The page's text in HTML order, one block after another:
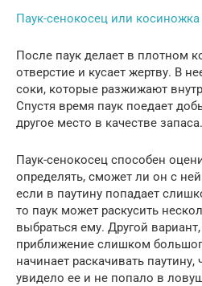
Паук-сенокосец или косиножка
После паук делает в плотном
отверстие и кусает жертву. В
соки, которые разжижают
Спустя время паук поедает
другое место в качестве запаса.
Паук-сенокосец способен
определять, сможет ли он с
если в паутину попадает
то паук может раскусить
выбраться ему. Другой
приближение слишком
начинает раскачивать
увидело ее и не попало в